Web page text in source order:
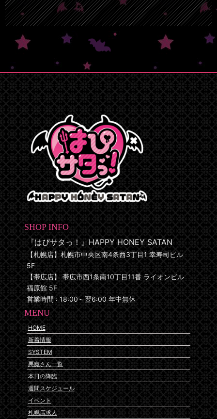
SHOP INFO
『はぴサタっ！』HAPPY HONEY SATAN
【札幌店】札幌市中央区南4条西3丁目1 幸寿司ビル
5F
【帯広店】 帯広市西1条南10丁目11番 ライオンビル
福原館 5F
営業時間 : 18:00～翌6:00 年中無休
MENU
HOME
新着情報
SYSTEM
悪魔さん一覧
本日の降臨
週間スケジュール
イベント
札幌店求人